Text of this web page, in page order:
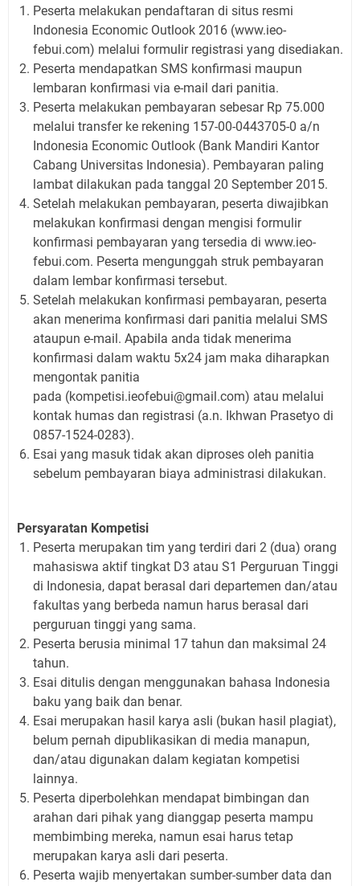
Peserta melakukan pendaftaran di situs resmi
Indonesia Economic Outlook 2016 (www.ieo-
febui.com) melalui formulir registrasi yang disediakan.
Peserta mendapatkan SMS konfirmasi maupun
lembaran konfirmasi via e-mail dari panitia.
Peserta melakukan pembayaran sebesar Rp 75.000
melalui transfer ke rekening 157-00-0443705-0 a/n
Indonesia Economic Outlook (Bank Mandiri Kantor
Cabang Universitas Indonesia). Pembayaran paling
lambat dilakukan pada tanggal 20 September 2015.
Setelah melakukan pembayaran, peserta diwajibkan
melakukan konfirmasi dengan mengisi formulir
konfirmasi pembayaran yang tersedia di www.ieo-
febui.com. Peserta mengunggah struk pembayaran
dalam lembar konfirmasi tersebut.
Setelah melakukan konfirmasi pembayaran, peserta
akan menerima konfirmasi dari panitia melalui SMS
ataupun e-mail. Apabila anda tidak menerima
konfirmasi dalam waktu 5x24 jam maka diharapkan
mengontak panitia
pada (kompetisi.ieofebui@gmail.com) atau melalui
kontak humas dan registrasi (a.n. Ikhwan Prasetyo di
0857-1524-0283).
Esai yang masuk tidak akan diproses oleh panitia
sebelum pembayaran biaya administrasi dilakukan.
Persyaratan Kompetisi
Peserta merupakan tim yang terdiri dari 2 (dua) orang
mahasiswa aktif tingkat D3 atau S1 Perguruan Tinggi
di Indonesia, dapat berasal dari departemen dan/atau
fakultas yang berbeda namun harus berasal dari
perguruan tinggi yang sama.
Peserta berusia minimal 17 tahun dan maksimal 24
tahun.
Esai ditulis dengan menggunakan bahasa Indonesia
baku yang baik dan benar.
Esai merupakan hasil karya asli (bukan hasil plagiat),
belum pernah dipublikasikan di media manapun,
dan/atau digunakan dalam kegiatan kompetisi
lainnya.
Peserta diperbolehkan mendapat bimbingan dan
arahan dari pihak yang dianggap peserta mampu
membimbing mereka, namun esai harus tetap
merupakan karya asli dari peserta.
Peserta wajib menyertakan sumber-sumber data dan